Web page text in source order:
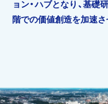
ョン・ハブとなり、基
階での価値創造を加速さ